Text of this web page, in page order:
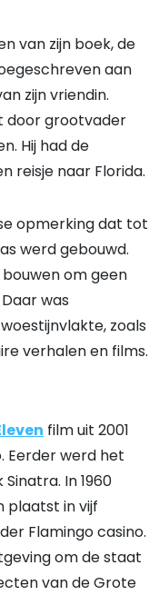
van zijn boek, de
aan
zijn vriendin.
door grootvader
Hij had de
reisje naar Florida.
opmerking dat tot
werd gebouwd.
om geen
was
zoals
verhalen en films.
film uit 2001
Eerder werd het
In 1960
plaatst in vijf
Flamingo casino.
om de staat
van de Grote